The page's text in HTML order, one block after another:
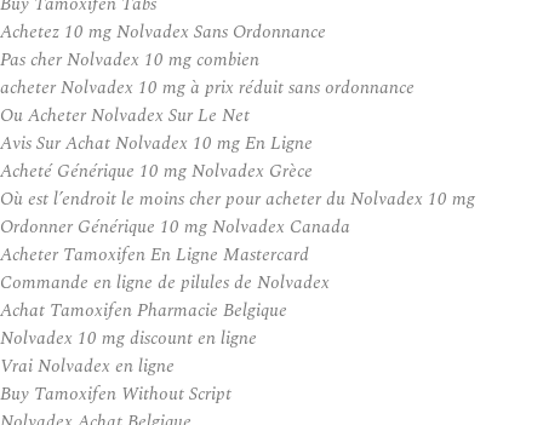
Achetez 10 mg Nolvadex Sans Ordonnance
Pas cher Nolvadex 10 mg combien
acheter Nolvadex 10 mg à prix réduit sans ordonnance
Ou Acheter Nolvadex Sur Le Net
Avis Sur Achat Nolvadex 10 mg En Ligne
Acheté Générique 10 mg Nolvadex Grèce
Où est l’endroit le moins cher pour acheter du Nolvadex 10 mg
Ordonner Générique 10 mg Nolvadex Canada
Acheter Tamoxifen En Ligne Mastercard
Commande en ligne de pilules de Nolvadex
Achat Tamoxifen Pharmacie Belgique
Nolvadex 10 mg discount en ligne
Vrai Nolvadex en ligne
Buy Tamoxifen Without Script